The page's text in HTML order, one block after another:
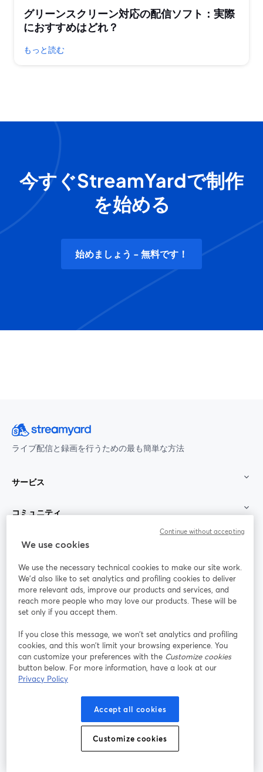
グリーンスクリーン対応の配信ソフト：実際
におすすめはどれ？
もっと読む
今すぐStreamYardで制作
を始める
始めましょう - 無料です！
ライブ配信と録画を行うための最も簡単な方法
サービス
コミュニティ
StreamYard：
参加する
ライ
ンセ
ミナ
ー
Facebook
新しいタブで開く(Twitter)
YouTube
Instagram
新しいタブで開く
LinkedIn
新しいタブで開く
新しいタブで開く
プラットフォーム利用規約
個人情報保護方針 クッキーポリシー
We use cookies
We use the necessary technical cookies to make our site work.
We'd also like to set analytics and profiling cookies to deliver
more relevant ads, improve our products and services, and
reach more people who may love our products. These will be
set only if you accept them.
If you close this message, we won’t set analytics and profiling
cookies, and this won’t limit your browsing experience. You
can customize your preferences with the Customize cookies
button below. For more information, have a look at our
Privacy Policy
Accept all cookies
Customize cookies
Continue without accepting